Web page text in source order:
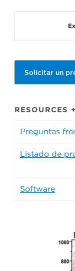
Solicitar un
RESOURCES
Preguntas
Listado de
Software